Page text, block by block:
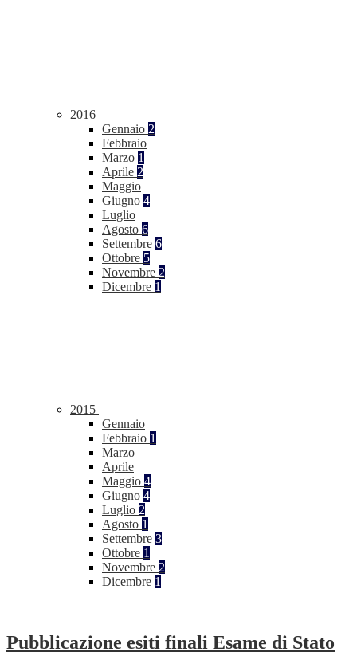
2016
Gennaio 2
Febbraio
Marzo 1
Aprile 2
Maggio
Giugno 4
Luglio
Agosto 6
Settembre 6
Ottobre 5
Novembre 2
Dicembre 1
2015
Gennaio
Febbraio 1
Marzo
Aprile
Maggio 4
Giugno 4
Luglio 2
Agosto 1
Settembre 3
Ottobre 1
Novembre 2
Dicembre 1
Pubblicazione esiti finali Esame di Stato